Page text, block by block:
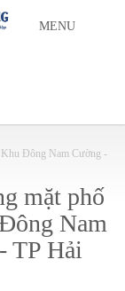
MENU
Khu Đông Nam Cường -
mặt phố
Nam
TP Hải